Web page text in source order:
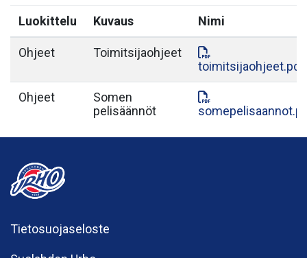
Luokittelu Kuvaus Nimi
Ohjeet
Toimitsijaohjeet
toimitsijaohjeet.pdf
Ohjeet
Somen
pelisäännöt
Tietosuojaseloste